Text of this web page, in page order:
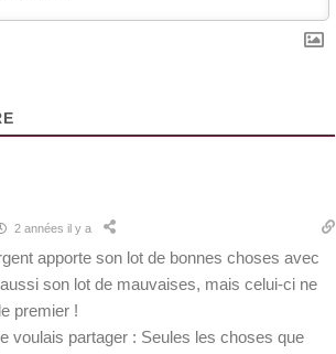
2 années il y a
apporte son lot de bonnes choses avec
son lot de mauvaises, mais celui-ci ne
premier !
voulais partager : Seules les choses que